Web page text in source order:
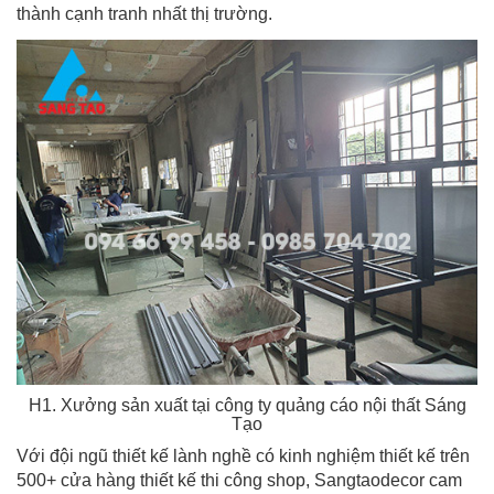
thành cạnh tranh nhất thị trường.
H1. Xưởng sản xuất tại công ty quảng cáo nội thất Sáng
Tạo
Với đội ngũ thiết kế lành nghề có kinh nghiệm thiết kế trên
500+ cửa hàng thiết kế thi công shop, Sangtaodecor cam